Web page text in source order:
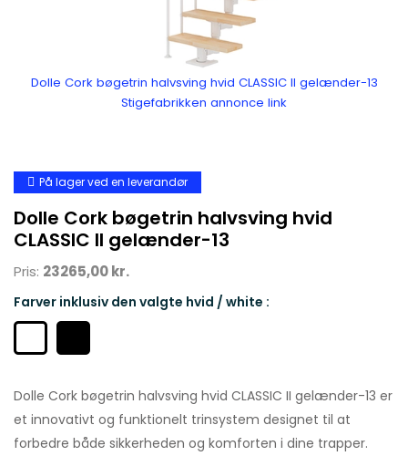
Dolle Cork bøgetrin halvsving hvid CLASSIC II gelænder-13
Stigefabrikken annonce link
På lager ved en leverandør
Dolle Cork bøgetrin halvsving hvid
CLASSIC II gelænder-13
Pris: 23265,00 kr.
Farver inklusiv den valgte hvid / white :
Dolle Cork bøgetrin halvsving hvid CLASSIC II gelænder-13 er
et innovativt og funktionelt trinsystem designet til at
forbedre både sikkerheden og komforten i dine trapper.